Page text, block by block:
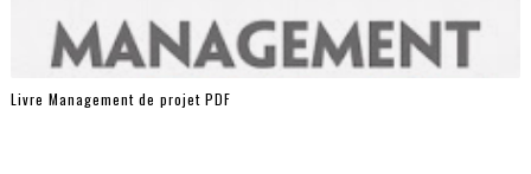
Livre Management de projet PDF